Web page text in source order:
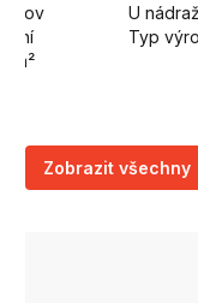
m²
U
Typ
Zobrazit všechny